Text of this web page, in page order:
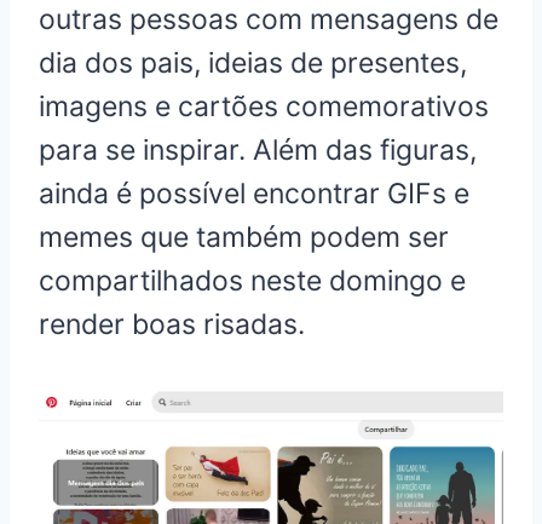
outras pessoas com mensagens de
dia dos pais, ideias de presentes,
imagens e cartões comemorativos
para se inspirar. Além das figuras,
ainda é possível encontrar GIFs e
memes que também podem ser
compartilhados neste domingo e
render boas risadas.